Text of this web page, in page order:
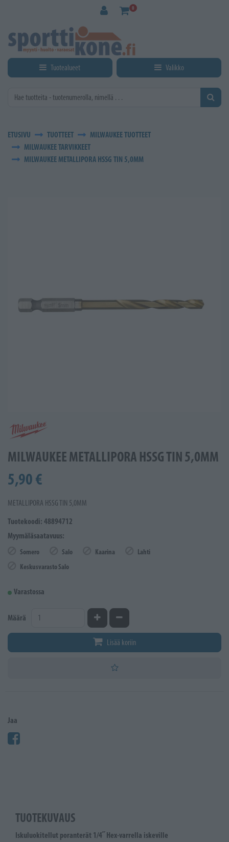
0
Tuotealueet Valikko
ETUSIVU TUOTTEET
MILWAUKEE TUOTTEET
MILWAUKEE TARVIKKEET
MILWAUKEE METALLIPORA HSSG TIN 5,0MM
MILWAUKEE METALLIPORA HSSG TIN 5,0MM
5,90 €
METALLIPORA HSSG TIN 5,0MM
Tuotekoodi: 48894712
Myymäläsaatavuus:
Somero Salo Kaarina
Lahti
Keskusvarasto Salo
Varastossa
Määrä Kasvata määrääVähennä määrää
Lisää koriin
Jaa
TUOTEKUVAUS
Iskuluokitellut poranterät 1/4˝ Hex-varrella iskeville